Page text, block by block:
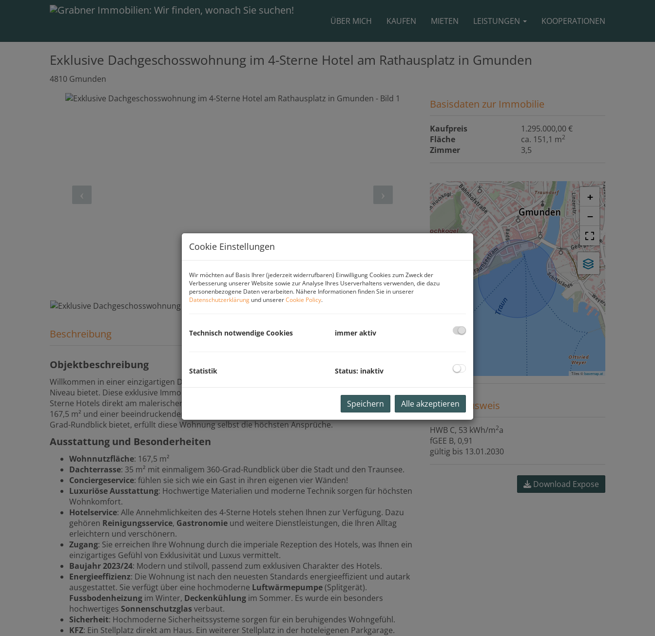
ÜBER MICH KAUFEN MIETEN LEISTUNGEN KOOPERATIONEN
Exklusive Dachgeschosswohnung im 4-Sterne Hotel am Rathausplatz in Gmunden
4810 Gmunden
Beschreibung
Objektbeschreibung
Willkommen in einer einzigartigen Dachgeschosswohnung, die Luxus und Komfort auf höchstem
Niveau bietet. Diese exklusive Immobilie befindet sich im Dachgeschoss eines renommierten 4-
Sterne Hotels direkt am malerischen Rathausplatz in Gmunden. Mit einer Wohnnutzfläche von
167,5 m² und einer beeindruckenden 35 m² großen Dachterrasse, die einen atemberaubenden 360-
Grad-Rundblick bietet, erfüllt diese Wohnung selbst die höchsten Ansprüche.
Ausstattung und Besonderheiten
Wohnnutzfläche: 167,5 m²
Dachterrasse: 35 m² mit einmaligem 360-Grad-Rundblick über die Stadt und den Traunsee.
Conciergeservice: fühlen sie sich wie ein Gast in ihren eigenen vier Wänden!
Luxuriöse Ausstattung: Hochwertige Materialien und moderne Technik sorgen für höchsten
Wohnkomfort.
Hotelservice: Alle Annehmlichkeiten des 4-Sterne Hotels stehen Ihnen zur Verfügung. Dazu
gehören Reinigungsservice, Gastronomie und weitere Dienstleistungen, die Ihren Alltag
erleichtern und verschönern.
Zugang: Sie erreichen Ihre Wohnung durch die imperiale Rezeption des Hotels, was Ihnen ein
einzigartiges Gefühl von Exklusivität und Luxus vermittelt.
Baujahr 2023/24: Modern und stilvoll, passend zum exklusiven Charakter des Hotels.
Energieeffizienz: Die Wohnung ist nach den neuesten Standards energieeffizient und autark
ausgestattet. Sie verfügt über eine hochmoderne Luftwärmepumpe(Splitgerät).
Fussbodenheizung im Winter, Deckenkühlung im Sommer. Es wurde ein besonders
hochwertiges Sonnenschutzglasverbaut.
Sicherheit: Hochmoderne Sicherheitssysteme sorgen für ein beruhigendes Wohngefühl.
KFZ: Ein Stellplatz direkt am Haus. Ein weiterer Stellplatz in der hoteleigenen Parkgarage.
Basisdaten zur Immobilie
Kaufpreis
1.295.000,00 €
Fläche
ca. 151,1 m2
Zimmer 3,5
+
−
Tiles ©basemap.at
Energieausweis
HWB C, 53 kWh/m2a
fGEE B, 0,91
gültig bis 13.01.2030
Download Expose
Cookie Einstellungen
Wir möchten auf Basis Ihrer (jederzeit widerrufbaren) Einwilligung Cookies zum Zweck der
Verbesserung unserer Website sowie zur Analyse Ihres Userverhaltens verwenden, die dazu
personenbezogene Daten verarbeiten. Nähere Informationen finden Sie in unserer
Datenschutzerklärung und unsererCookie Policy.
Technisch notwendige Cookies immer aktiv
Statistik Status: inaktiv
Speichern Alle akzeptieren